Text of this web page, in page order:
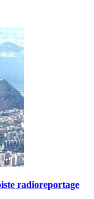
radioreportage